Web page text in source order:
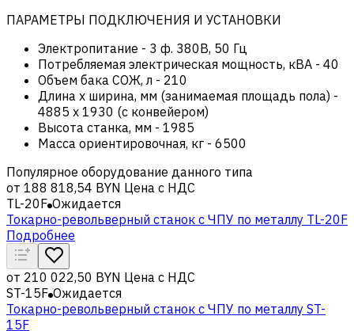
ПАРАМЕТРЫ ПОДКЛЮЧЕНИЯ И УСТАНОВКИ
Электропитание - 3 ф. 380В, 50 Гц
Потребляемая электрическая мощность, кВА - 40
Объем бака СОЖ, л - 210
Длина х ширина, мм (занимаемая площадь пола) -
4885 x 1930 (с конвейером)
Высота станка, мм - 1985
Масса ориентировочная, кг - 6500
Популярное оборудование данного типа
от 188 818,54 BYN Цена с НДС
TL-20F Ожидается
Токарно-револьверный станок с ЧПУ по металлу TL-20F
Подробнее
от 210 022,50 BYN Цена с НДС
ST-15F Ожидается
Токарно-револьверный станок с ЧПУ по металлу ST-
15F